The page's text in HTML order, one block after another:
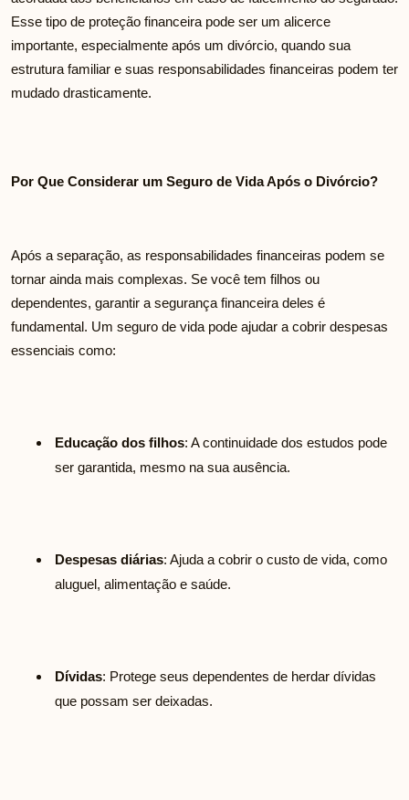
Esse tipo de proteção financeira pode ser um alicerce
importante, especialmente após um divórcio, quando sua
estrutura familiar e suas responsabilidades financeiras podem ter
mudado drasticamente.
Por Que Considerar um Seguro de Vida Após o Divórcio?
Após a separação, as responsabilidades financeiras podem se
tornar ainda mais complexas. Se você tem filhos ou
dependentes, garantir a segurança financeira deles é
fundamental. Um seguro de vida pode ajudar a cobrir despesas
essenciais como:
Educação dos filhos: A continuidade dos estudos pode
ser garantida, mesmo na sua ausência.
Despesas diárias: Ajuda a cobrir o custo de vida, como
aluguel, alimentação e saúde.
Dívidas: Protege seus dependentes de herdar dívidas
que possam ser deixadas.